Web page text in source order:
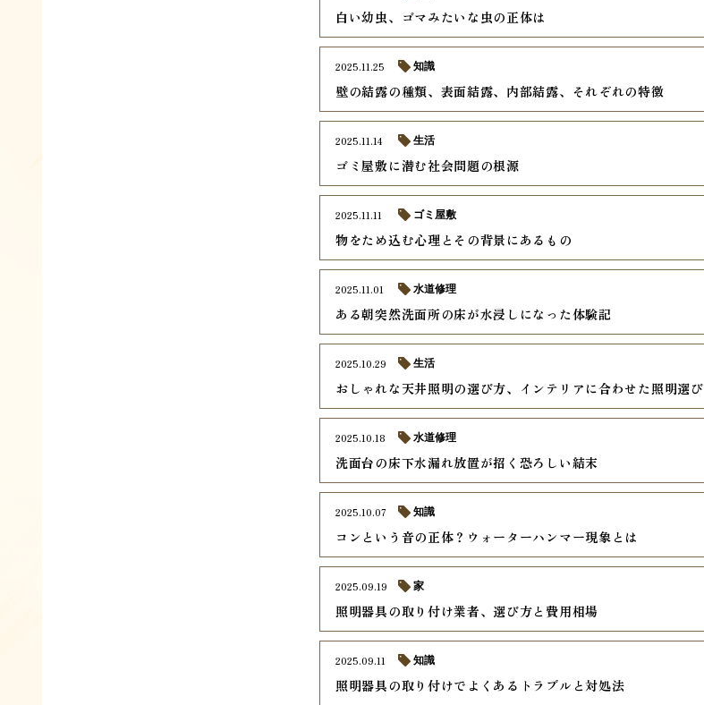
白い幼虫、ゴマみたいな虫の正体は
壁の結露の種類、表面結露、内部結露、それぞれの特徴
2025.11.25 知識
ゴミ屋敷に潜む社会問題の根源
2025.11.14 生活
物をため込む心理とその背景にあるもの
2025.11.11 ゴミ屋敷
ある朝突然洗面所の床が水浸しになった体験記
2025.11.01 水道修理
おしゃれな天井照明の選び方、インテリアに合わせた照明選び
2025.10.29 生活
洗面台の床下水漏れ放置が招く恐ろしい結末
2025.10.18 水道修理
コンという音の正体？ウォーターハンマー現象とは
2025.10.07 知識
照明器具の取り付け業者、選び方と費用相場
2025.09.19 家
照明器具の取り付けでよくあるトラブルと対処法
2025.09.11 知識